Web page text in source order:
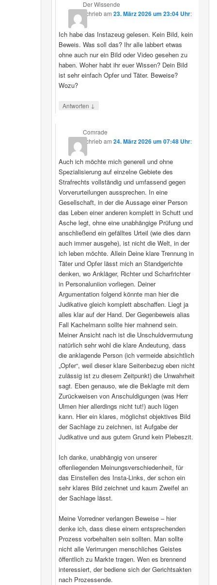
Der Wissende
schriebam23. März 2026 um 23:04 Uhr:
Ich habe das Instazeug gelesen. Kein Bild, kein
Beweis. Was soll das? Ihr alle labbert etwas
ohne auch nur ein Bild oder Video gesehen zu
haben. Woher habt ihr euer Wissen? Dein Bild
ist sehr einfach Opfer und Täter. Beweise?
Wozu?
Antworten ↓
Comrade
schriebam24. März 2026 um 07:48 Uhr:
Auch ich möchte mich generell und ohne
Spezialisierung auf einzelne Gebiete des
Strafrechts vollständig und umfassend gegen
Vorverurteilungen aussprechen. In eine
Gesellschaft, in der die Aussage einer Person
das Leben einer anderen komplett in Schutt und
Asche legt, ohne eine unabhängige Prüfung und
anschließend ein gefälltes Urteil (wie dies dann
auch immer ausgehe), ist nicht die Welt, in der
ich leben möchte. Allein Deine klare Trennung in
Täter und Opfer lässt mich an Standgerichte
denken, wo Ankläger, Richter und Scharfrichter
in Personaluniion vorliegen. Deiner
Argumentation folgend könnte man hier die
Judikative gleich komplett abschaffen. Liegt ja
alles klar auf der Hand. Der Gegenbeweis alias
Fall Kachelmann sollte hier mahnend sein.
Meiner Ansicht nach ist die Unschuldvermutung
natürlich sehr wohl die klare Andeutung, dass
die anklagende Person (ich vermeide absichtlich
„Opfer“, weil dieser klare Seitenbezug eben nicht
zulässig ist zu diesem Zeitpunkt) die Unwahrheit
sagt. Eben genauso, wie die Beklagte mit dem
Zurückweisen von Anschuldigungen (was Herr
Ulmen hier allerdings nicht tut!) auch lügen
kann. Hier ein klares, möglichst objektives Bild
der Sachlage zu zeichnen, ist Aufgabe der
Judikative und aus gutem Grund kein Plebeszit.
Ich danke, unabhängig von unserer
offenliegenden Meinungsverschiedenheit, für
das Einstellen des Insta-Links, der schon ein
sehr klares Bild zeichnet und kaum Zweifel an
der Sachlage lässt.
Meine Vorredner verlangen Beweise – hier
denke ich, dass diese einem entsprechenden
Prozess vorbehalten sein sollten. Man sollte
nicht alle Verirrungen menschliches Geistes
öffentlich zu Markte tragen. Wen es brennend
interessiert, der bediene sich der Gerichtsakten
nach Prozessende.